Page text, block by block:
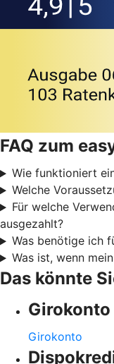
FAQ zum
Wie funktioniert
Welche
Für welche
ausgezahlt?
Was benötige ich
Was ist, wenn
Das könnte
Girokonto
Girokonto